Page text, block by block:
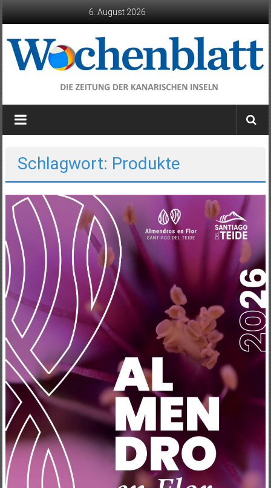
6. August 2026
Wochenblatt
die
Kanarischen
Inseln
Schlagwort: Produkte